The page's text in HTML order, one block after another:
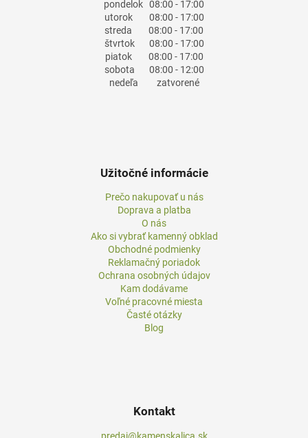
pondelok 08:00 - 17:00
utorok08:00 - 17:00
streda 08:00 - 17:00
štvrtok08:00 - 17:00
piatok08:00 - 17:00
sobota 08:00 - 12:00
nedeľa zatvorené
Užitočné informácie
Prečo nakupovať u nás
Doprava a platba
O nás
Ako si vybrať kamenný obklad
Obchodné podmienky
Reklamačný poriadok
Ochrana osobných údajov
Kam dodávame
Voľné pracovné miesta
Časté otázky
Blog
Kontakt
predaj@kamenskalica.sk